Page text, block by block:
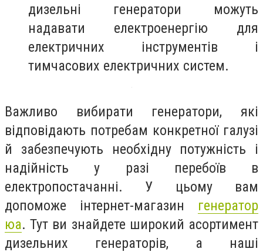
дизельні генератори можуть
надавати електроенергію для
електричних інструментів і
тимчасових електричних систем.
Важливо вибирати генератори, які
відповідають потребам конкретної галузі
й забезпечують необхідну потужність і
надійність у разі перебоїв в
електропостачанні. У цьому вам
допоможе інтернет-магазин генератор
юа. Тут ви знайдете широкий асортимент
дизельних генераторів, а наші